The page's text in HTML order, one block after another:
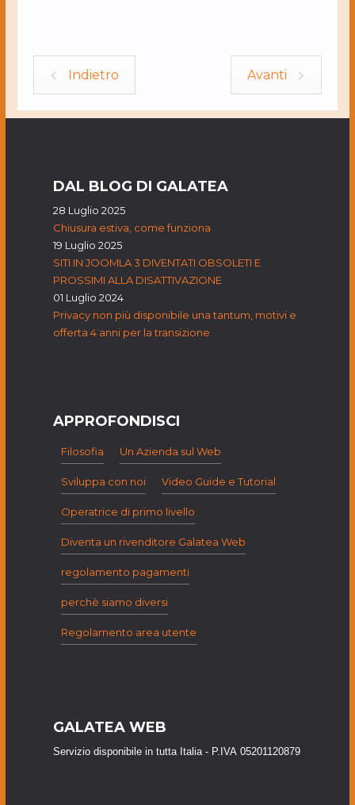
Indietro Avanti
DAL BLOG DI GALATEA
28 Luglio 2025
Chiusura estiva, come funziona
19 Luglio 2025
SITI IN JOOMLA 3 DIVENTATI OBSOLETI E
PROSSIMI ALLA DISATTIVAZIONE
01 Luglio 2024
Privacy non più disponibile una tantum, motivi e
offerta 4 anni per la transizione
APPROFONDISCI
Filosofia Un Azienda sul Web
Sviluppa con noi Video Guide e Tutorial
Operatrice di primo livello
Diventa un rivenditore Galatea Web
regolamento pagamenti
perchè siamo diversi
Regolamento area utente
GALATEA WEB
Servizio disponibile in tutta Italia - P.IVA 05201120879